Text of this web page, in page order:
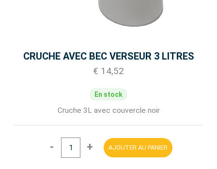
CRUCHE AVEC BEC VERSEUR 3 LITRES
€ 14,52
En stock
Cruche 3L avec couvercle noir
- + AJOUTER AU PANIER